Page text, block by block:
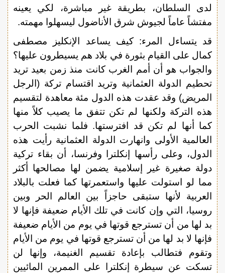
لدى السلطان، بطريقة غير مباشرة، لكي يعينه
مفتشاً عاماً لجيوش شرق الأناضول ليسهلوا مهمته.
قد يتساءل المرء: كيف يساعد الإنكليز مصطفى
كمال على القيام بثورة في بلاد هم يسيطرون عليها؟
والجواب هو أن أمم الغرب كانت منذ زمن بعيد تريد
تحطيم الدولة العثمانية وتريد اقتسام تركة (الرجل
المريض) وقد عقدت هذه الدول مئة معاهدة لتقسيم
هذه التركة ولكنها لم تكن تتفق ما يصيب كلاً منها
كما أنها لم تكن قد افترستها. فلما نشبت الحرب
العالمية الأولى وانهارت الدولة العثمانية رأيت هذه
الدول، وعلى رأسها إنكلترا وفرنسا، أن بقاء تركية
دولة صغيرة غير إسلامية يضمن لها مصالحها أكثر
مما لو استولت عليها واستعمرتها كما فعلت بالبلاد
العربية لأنها ستبقى حاجزاً بين العالم الحر وبين
روسيا، التي وإن كانت في تلك الأيام ضعيفة فإنها لا
بد لها من أن تسترجع قوتها في يوم من الأيام ضعيفة
فإنها لا بد لها من أن تسترجع قوتها في يوم من الأيام
وتقوم فتطالب بإعادة تقسيم الغنيمة، وإنها لن
تسكت عن سيطرة إنكلترا على الممرين المائيين